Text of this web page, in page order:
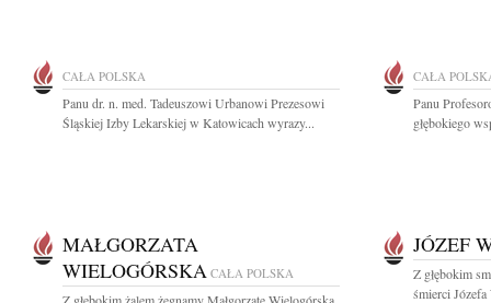
CAŁA POLSKA
Panu dr. n. med. Tadeuszowi Urbanowi Prezesowi
Śląskiej Izby Lekarskiej w Katowicach wyrazy...
CAŁA
Panu
głębokiego
MAŁGORZATA
WIELOGÓRSKA CAŁA POLSKA
JÓZEF
Z głębokim
śmierci